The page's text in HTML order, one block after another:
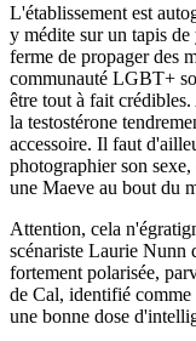
L'établissement est
y médite sur un tapis
ferme de propager des
communauté LGBT+
être tout à fait
la testostérone
accessoire. Il faut
photographier son
une Maeve au bout du
Attention, cela
scénariste Laurie Nunn
fortement polarisée,
de Cal, identifié comme
une bonne dose